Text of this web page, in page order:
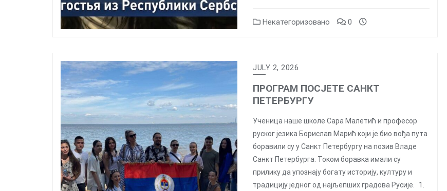
Некатегоризовано 0
JULY 2, 2026
ПРОГРАМ ПОСЈЕТЕ САНКТ
ПЕТЕРБУРГУ
Ученица наше школе Сара Малетић и професор
руског језика Борислав Марић који је био вођа пута
боравили су у Санкт Петербургу на позив Владе
Санкт Петербурга. Током боравка имали су
прилику да упознају богату историју, културу и
традицију једног од најљепших градова Русије. 1.